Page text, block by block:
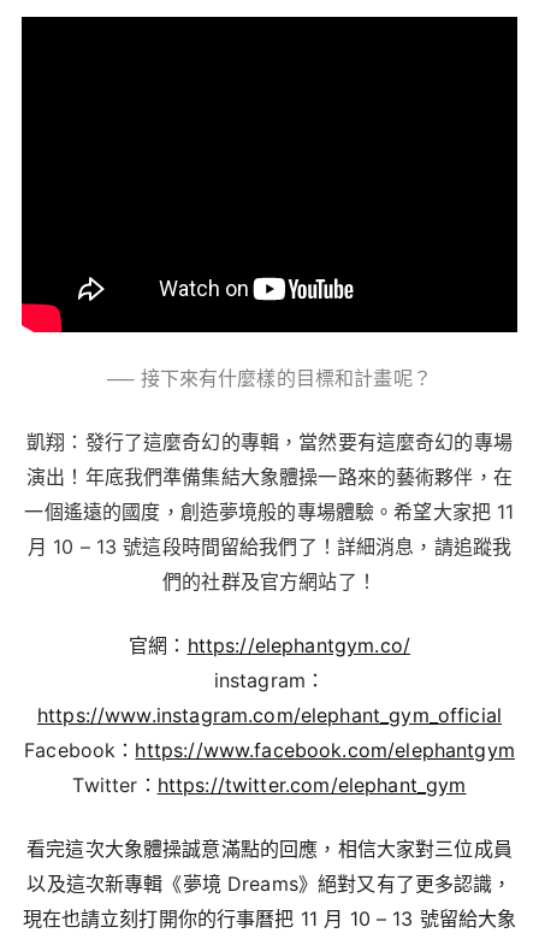
── 接下來有什麼樣的目標和計畫呢？
凱翔：發行了這麼奇幻的專輯，當然要有這麼奇幻的專場
演出！年底我們準備集結大象體操一路來的藝術夥伴，在
一個遙遠的國度，創造夢境般的專場體驗。希望大家把 11
月 10 – 13 號這段時間留給我們了！詳細消息，請追蹤我
們的社群及官方網站了！
官網： https://elephantgym.co/
instagram：
https://www.instagram.com/elephant_gym_official
Facebook： https://www.facebook.com/elephantgym
Twitter： https://twitter.com/elephant_gym
看完這次大象體操誠意滿點的回應，相信大家對三位成員
以及這次新專輯《夢境 Dreams》絕對又有了更多認識，
現在也請立刻打開你的行事曆把 11 月 10 – 13 號留給大象